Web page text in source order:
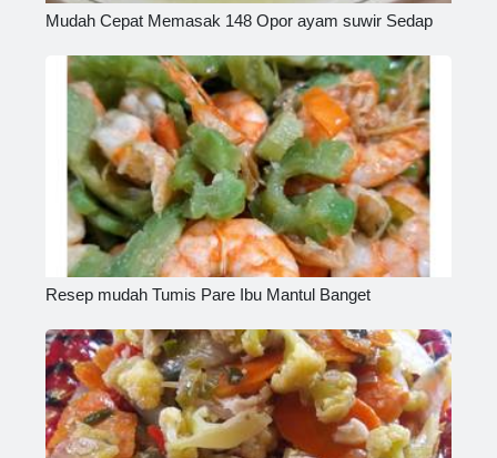
Mudah Cepat Memasak 148 Opor ayam suwir Sedap
Resep mudah Tumis Pare Ibu Mantul Banget